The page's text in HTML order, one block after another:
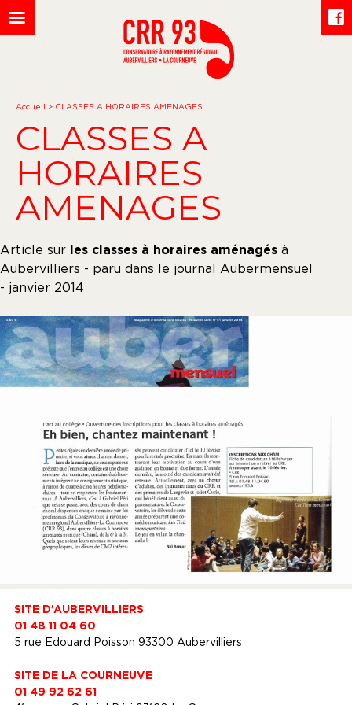
Accueil > CLASSES A HORAIRES AMENAGES
CLASSES A
HORAIRES
AMENAGES
Article sur les classes à horaires aménagés à
Aubervilliers - paru dans le journal Aubermensuel
- janvier 2014
SITE D’AUBERVILLIERS
01 48 11 04 60
5 rue Edouard Poisson 93300 Aubervilliers
SITE DE LA COURNEUVE
01 49 92 62 61